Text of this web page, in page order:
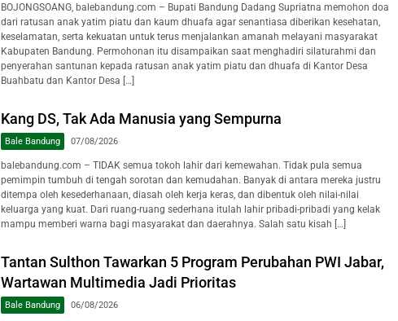
BOJONGSOANG, balebandung.com – Bupati Bandung Dadang Supriatna memohon doa
dari ratusan anak yatim piatu dan kaum dhuafa agar senantiasa diberikan kesehatan,
keselamatan, serta kekuatan untuk terus menjalankan amanah melayani masyarakat
Kabupaten Bandung. Permohonan itu disampaikan saat menghadiri silaturahmi dan
penyerahan santunan kepada ratusan anak yatim piatu dan dhuafa di Kantor Desa
Buahbatu dan Kantor Desa […]
Kang DS, Tak Ada Manusia yang Sempurna
Bale Bandung 07/08/2026
balebandung.com – TIDAK semua tokoh lahir dari kemewahan. Tidak pula semua
pemimpin tumbuh di tengah sorotan dan kemudahan. Banyak di antara mereka justru
ditempa oleh kesederhanaan, diasah oleh kerja keras, dan dibentuk oleh nilai-nilai
keluarga yang kuat. Dari ruang-ruang sederhana itulah lahir pribadi-pribadi yang kelak
mampu memberi warna bagi masyarakat dan daerahnya. Salah satu kisah […]
Tantan Sulthon Tawarkan 5 Program Perubahan PWI Jabar,
Wartawan Multimedia Jadi Prioritas
Bale Bandung 06/08/2026